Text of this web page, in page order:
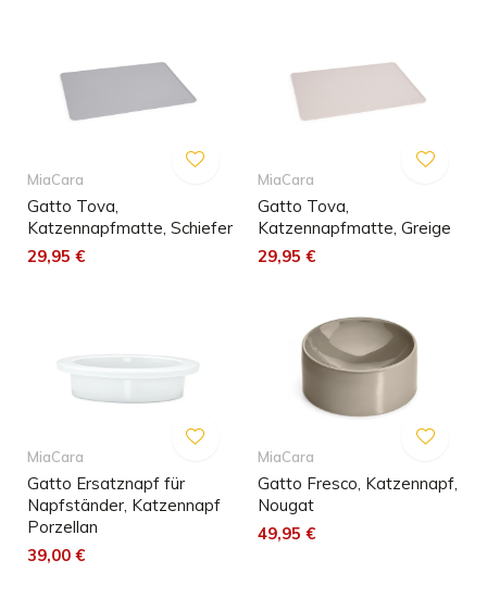
MiaCara
Gatto Tova,
Katzennapfmatte, Schiefer
29,95 €
MiaCara
Gatto Tova,
Katzennapfmatte, Greige
29,95 €
MiaCara
Gatto Ersatznapf für
Napfständer, Katzennapf
Porzellan
39,00 €
MiaCara
Gatto Fresco, Katzennapf,
Nougat
49,95 €